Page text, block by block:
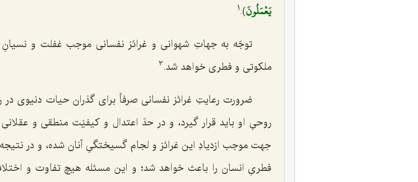
يَعْمَلُونَ).
1
توجّه به جهاتِ شهوانى و غرائز نفسانى موجب غفلت و
ملكوتى و فطرى خواهد شد.2
ضرورت رعايتِ غرائز نفسانى صرفاً براى گذران حيات دنيوى در
روحىِ او بايد قرار گيرد، و در حدّ اعتدال و كيفيّت منطقى و عقلانى
جهت موجب ازديادِ اين غرائز و لجام گسيختگىِ آنان شده، و در
فطرىِ انسان را باعث خواهد شد؛ و اين مسئله هيچ تفاوت و